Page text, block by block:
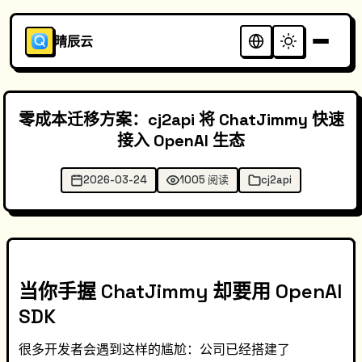
晴辰云
零成本迁移方案：cj2api 将 ChatJimmy 快速
接入 OpenAI 生态
2026-03-24 1005 阅读 cj2api
当你手握 ChatJimmy 却要用 OpenAI
SDK
很多开发者会遇到这样的尴尬：公司已经搭建了